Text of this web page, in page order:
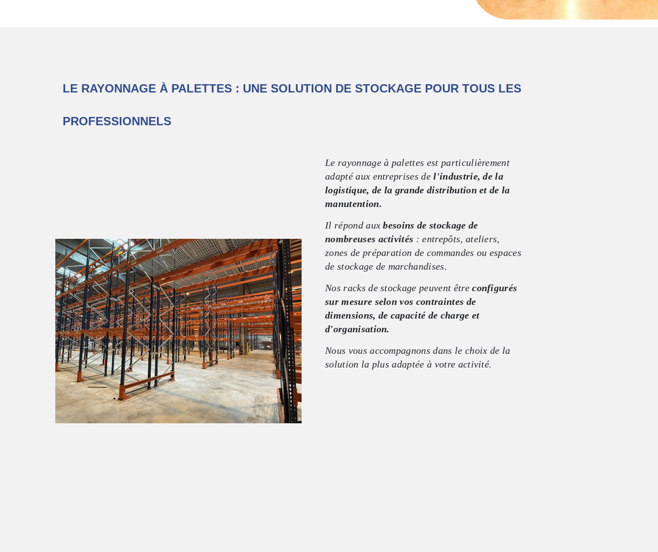
LE RAYONNAGE À PALETTES : UNE SOLUTION DE STOCKAGE POUR TOUS LES
PROFESSIONNELS
Le rayonnage à palettes est particulièrement
adapté aux entreprises del'industrie, de la
logistique, de la grande distribution et de la
manutention.
Il répond auxbesoins de stockage de
nombreuses activités : entrepôts, ateliers,
zones de préparation de commandes ou espaces
de stockage de marchandises.
Nos racks de stockage peuvent êtreconfigurés
sur mesure selon vos contraintes de
dimensions, de capacité de charge et
d'organisation.
Nous vous accompagnons dans le choix de la
solution la plus adaptée à votre activité.